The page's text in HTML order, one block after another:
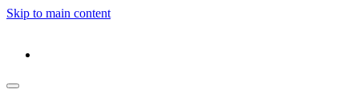
Skip to main content